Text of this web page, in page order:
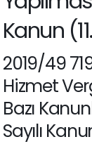
Kanun
2019/49
Hizmet
Bazı
Sayılı